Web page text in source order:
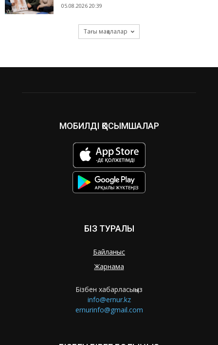
05.08.2026 20:39
Тағы мақалалар
МОБИЛДІ ҚОСЫМШАЛАР
БІЗ ТУРАЛЫ
Байланыс
Жарнама
Бізбен хабарласыңыз
info@ernur.kz
ernurinfo@gmail.com